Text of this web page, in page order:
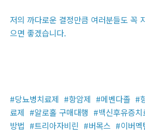
저의 까다로운 결정만큼 여러분들도 꼭
으면 좋겠습니다.
#당뇨병치료제 #항암제 #메벤다졸 #
료제 #알로홀 구매대행 #백신후유증치
방법 #트리아자비린 #버목스 #이버멕